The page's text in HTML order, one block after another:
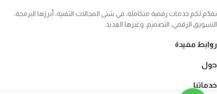
نقدّم لكم خدمات رقمية متكاملة، في شتى المجالات التقنية، أبرزها البرمجة،
التسويق الرقمي، التصميم، وغيرها العديد.
روابط مفيدة
حول
خدماتنا